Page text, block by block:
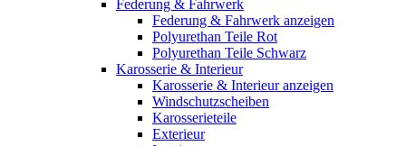
Federung & Fahrwerk
Federung & Fahrwerk anzeigen
Polyurethan Teile Rot
Polyurethan Teile Schwarz
Karosserie & Interieur
Karosserie & Interieur anzeigen
Windschutzscheiben
Karosserieteile
Exterieur